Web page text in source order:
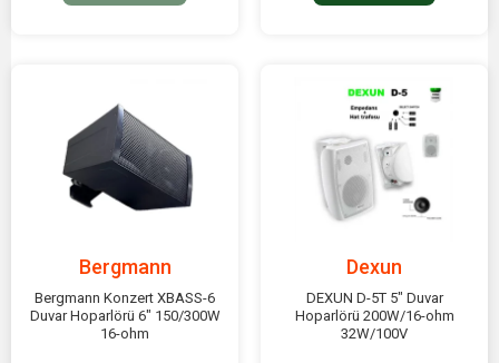
Bergmann
Bergmann Konzert XBASS-6
Duvar Hoparlörü 6" 150/300W
16-ohm
Dexun
DEXUN D-5T 5" Duvar
Hoparlörü 200W/16-ohm
32W/100V